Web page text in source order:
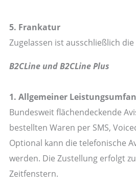
5. Frankatur
Zugelassen ist ausschließlich
B2CLine und B2CLine Plus
1. Allgemeiner
Bundesweit flächendeckende
bestellten Waren per SMS,
Optional kann die telefonische
werden. Die Zustellung erfolgt
Zeitfenstern.